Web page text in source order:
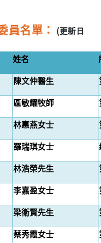
員名單： (更新日
姓名
陳文仲醫生
區敏耀牧師
林惠燕女士
羅瑞琪女士
林浩榮先生
李嘉盈女士
梁衛賢先生
蔡秀霞女士